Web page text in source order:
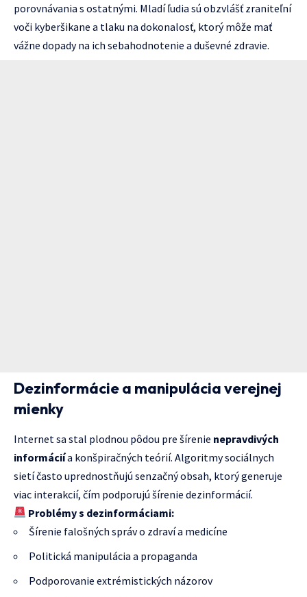
porovnávania s ostatnými. Mladí ľudia sú obzvlášť zraniteľní
voči kyberšikane a tlaku na dokonalosť, ktorý môže mať
vážne dopady na ich sebahodnotenie a duševné zdravie.
Dezinformácie a manipulácia verejnej
mienky
Internet sa stal plodnou pôdou pre šírenie nepravdivých
informáciía konšpiračných teórií. Algoritmy sociálnych
sietí často uprednostňujú senzačný obsah, ktorý generuje
viac interakcií, čím podporujú šírenie dezinformácií.
Problémy s dezinformáciami:
Šírenie falošných správ o zdraví a medicíne
Politická manipulácia a propaganda
Podporovanie extrémistických názorov